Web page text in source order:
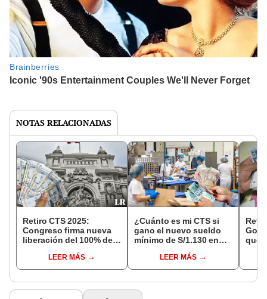
NOTAS RELACIONADAS
Retiro CTS 2025:
Congreso firma nueva
liberación del 100% de
que se promulgue?
LEER MÁS
¿Cuánto es mi CTS si
gano el nuevo sueldo
mínimo de S/1.130 en
aproximado que
recibirías en mayo 2025
LEER MÁS
que